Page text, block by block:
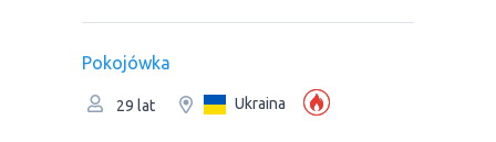
Pokojówka
29 lat Ukraina